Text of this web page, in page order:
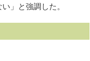
」と強調した。